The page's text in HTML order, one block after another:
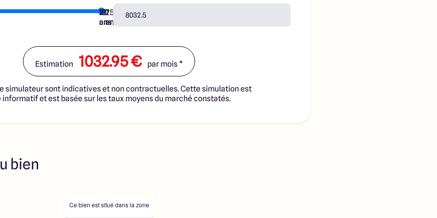
de Construction de
cadre de la loi du 19/12/1990.
sont disponibles à
de l’annonce. En aucun
collaborateurs ne sont
jouent un rôle
sur la transaction et
indiqués par nos
7
ans
10
ans
15
ans
20
ans
25
ans
Estimation 1032.95 € par mois *
simulateur sont indicatives et non contractuelles. Cette simulation est
et est basée sur les taux moyens du marché constatés.
bien
Ce bien est situé dans la zone